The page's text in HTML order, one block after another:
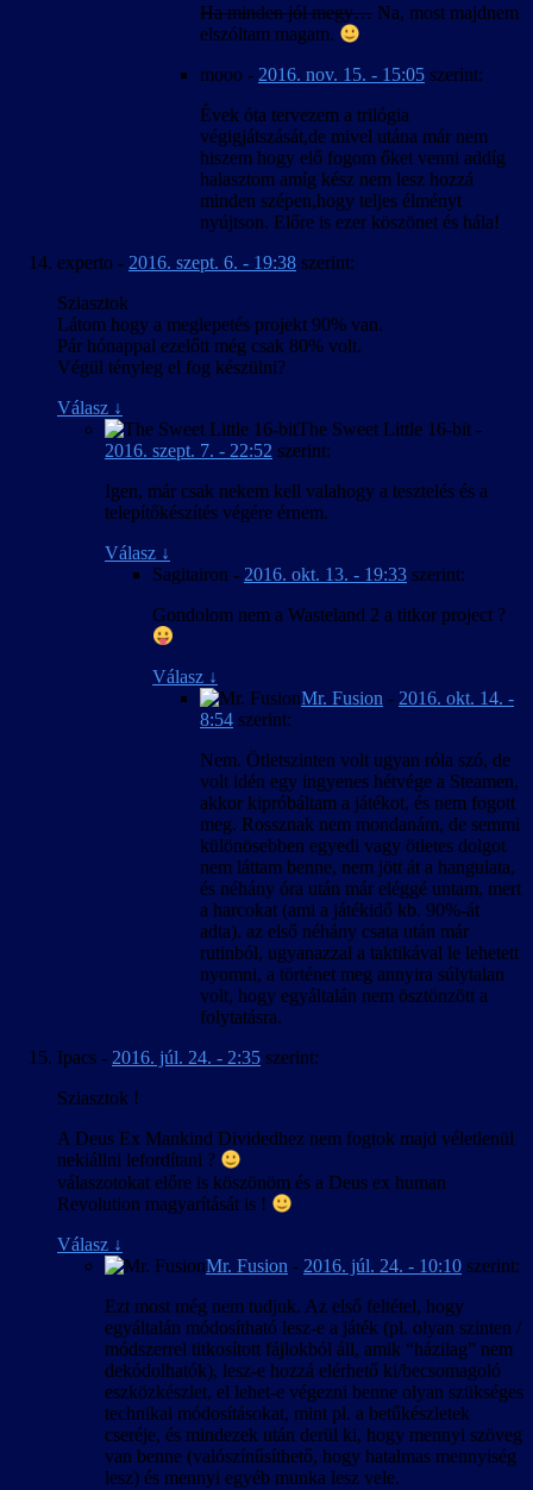
Ha minden jól megy… Na, most majdnem
elszóltam magam.
mooo - 2016. nov. 15. - 15:05 szerint:
Évek óta tervezem a trilógia
végigjátszását,de mivel utána már nem
hiszem hogy elő fogom őket venni addíg
halasztom amíg kész nem lesz hozzá
minden szépen,hogy teljes élményt
nyújtson. Előre is ezer köszönet és hála!
experto - 2016. szept. 6. - 19:38 szerint:
Sziasztok
Látom hogy a meglepetés projekt 90% van.
Pár hónappal ezelőtt még csak 80% volt.
Végül tényleg el fog készülni?
Válasz ↓
The Sweet Little 16-bit -
2016. szept. 7. - 22:52 szerint:
Igen, már csak nekem kell valahogy a tesztelés és a
telepítőkészítés végére érnem.
Válasz ↓
Sagitairon - 2016. okt. 13. - 19:33 szerint:
Gondolom nem a Wasteland 2 a titkor project ?
Válasz ↓
Mr. Fusion - 2016. okt. 14. -
8:54 szerint:
Nem. Ötletszinten volt ugyan róla szó, de
volt idén egy ingyenes hétvége a Steamen,
akkor kipróbáltam a játékot, és nem fogott
meg. Rossznak nem mondanám, de semmi
különösebben egyedi vagy ötletes dolgot
nem láttam benne, nem jött át a hangulata,
és néhány óra után már eléggé untam, mert
a harcokat (ami a játékidő kb. 90%-át
adta). az első néhány csata után már
rutinból, ugyanazzal a taktikával le lehetett
nyomni, a történet meg annyira súlytalan
volt, hogy egyáltalán nem ösztönzött a
folytatásra.
Ipacs - 2016. júl. 24. - 2:35 szerint:
Sziasztok !
A Deus Ex Mankind Dividedhez nem fogtok majd véletlenül
nekiállni lefordítani ?
válaszotokat előre is köszönöm és a Deus ex human
Revolution magyarítását is !
Válasz ↓
Mr. Fusion - 2016. júl. 24. - 10:10 szerint:
Ezt most még nem tudjuk. Az első feltétel, hogy
egyáltalán módosítható lesz-e a játék (pl. olyan szinten /
módszerrel titkosított fájlokból áll, amik “házilag” nem
dekódolhatók), lesz-e hozzá elérhető ki/becsomagoló
eszközkészlet, el lehet-e végezni benne olyan szükséges
technikai módosításokat, mint pl. a betűkészletek
cseréje, és mindezek után derül ki, hogy mennyi szöveg
van benne (valószínűsíthető, hogy hatalmas mennyiség
lesz) és mennyi egyéb munka lesz vele.